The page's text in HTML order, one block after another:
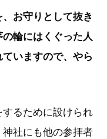
お守りとして抜き
輪にはくぐった人
いますので、やら
るために設けられ
社にも他の参拝者